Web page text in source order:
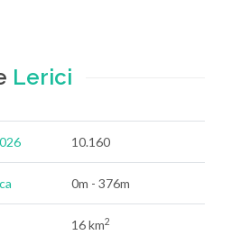
Lerici
10.160
0m - 376m
16 km2